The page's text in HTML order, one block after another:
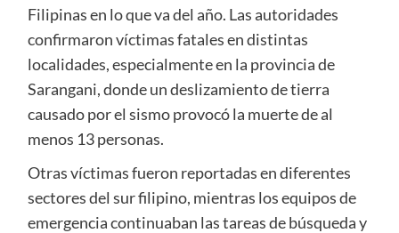
Filipinas en lo que va del año. Las autoridades
confirmaron víctimas fatales en distintas
localidades, especialmente en la provincia de
Sarangani, donde un deslizamiento de tierra
causado por el sismo provocó la muerte de al
menos 13 personas.
Otras víctimas fueron reportadas en diferentes
sectores del sur filipino, mientras los equipos de
emergencia continuaban las tareas de búsqueda y